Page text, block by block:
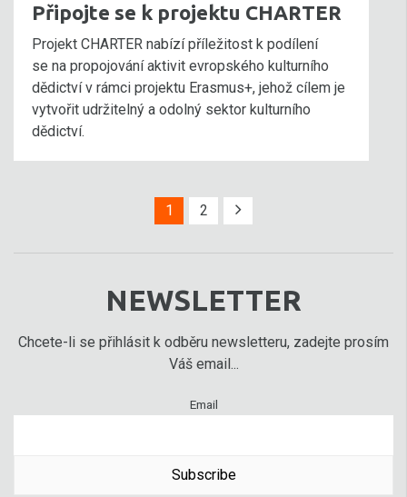
Připojte se k projektu CHARTER
Projekt CHARTER nabízí příležitost k podílení
se na propojování aktivit evropského kulturního
dědictví v rámci projektu Erasmus+, jehož cílem je
vytvořit udržitelný a odolný sektor kulturního
dědictví.
1 2
NEWSLETTER
Chcete-li se přihlásit k odběru newsletteru, zadejte prosím
Váš email...
Email
Subscribe